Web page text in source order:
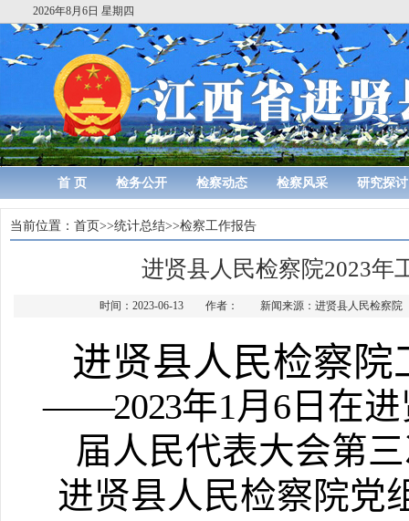
2026年8月6日 星期四
首 页 检务公开 检察动态 检察风采 研究探讨
当前位置： 首页>>统计总结>>检察工作报告
进贤县人民检察院2023年
时间：2023-06-13 作者： 新闻来源：进贤县人民检察
进贤县人民检察院
——2023年1月 6 日在
届人民代表大会第
进贤县人民检察院党